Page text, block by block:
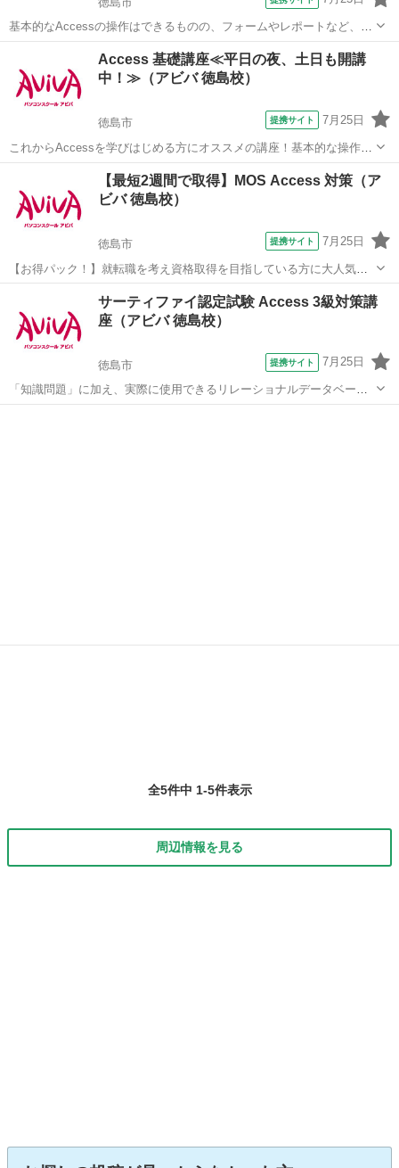
基本的なAccessの操作はできるものの、フォームやレポートなど、よ
り高度なデータベース作成を学びたい方にオススメの講座です。 ■学
レポート・マクロ・リレー...
アクセス
Access 基礎講座≪平日の夜、土日も開講
中！≫（アビバ 徳島校）
徳島市 提携サイト 7月25日
これからAccessを学びはじめる方にオススメの講座！基本的な操作か
らリレーションシップなど、データベース管理ソフトであるAccessの
醍醐味を学ぶ事ができる講座です。 ■学習内容■ 基本操作・テーブ
ル・クエリ・フォーム...
アクセス
【最短2週間で取得】MOS Access 対策（ア
ビバ 徳島校）
徳島市 提携サイト 7月25日
【お得パック！】就転職を考え資格取得を目指している方に大人気の
MOS Accessを短期集中で目指す検定対策の講座です。新規お問い合
わせ頂いた方限定でリーズナブルな受講料で学べる人気講座です！
サーティファイ認定試験 Access 3級対策講
座（アビバ 徳島校）
徳島市 提携サイト 7月25日
「知識問題」に加え、実際に使用できるリレーショナルデータベース
を作成する「実技問題」を解くことで、実践的な能力を証明できる資
全5件中 1-5件表示
周辺情報を見る